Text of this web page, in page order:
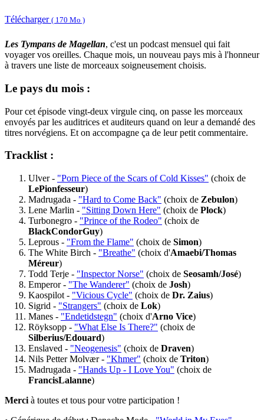
Télécharger ( 170 Mo )
Les Tympans de Magellan, c'est un podcast mensuel qui fait
voyager vos oreilles. Chaque mois, un nouveau pays mis à l'honneur
à travers une liste de morceaux soigneusement choisis.
Le pays du mois :
Pour cet épisode vingt-deux virgule cinq, on passe les morceaux
envoyés par les auditrices et auditeurs quand on leur a demandé des
titres norvégiens. Et on accompagne ça de leur petit commentaire.
Tracklist :
Ulver - "Porn Piece of the Scars of Cold Kisses" (choix de
LePionfesseur)
Madrugada - "Hard to Come Back" (choix de Zebulon)
Lene Marlin - "Sitting Down Here" (choix de Plock)
Turbonegro - "Prince of the Rodeo" (choix de
BlackCondorGuy)
Leprous - "From the Flame" (choix de Simon)
The White Birch - "Breathe" (choix d'Amaebi/Thomas
Méreur)
Todd Terje - "Inspector Norse" (choix de Seosamh/José)
Emperor - "The Wanderer" (choix de Josh)
Kaospilot - "Vicious Cycle" (choix de Dr. Zaius)
Sigrid - "Strangers" (choix de Lok)
Manes - "Endetidstegn" (choix d'Arno Vice)
Röyksopp - "What Else Is There?" (choix de
Silberius/Edouard)
Enslaved - "Neogenesis" (choix de Draven)
Nils Petter Molvær - "Khmer" (choix de Triton)
Madrugada - "Hands Up - I Love You" (choix de
FrancisLalanne)
Merci à toutes et tous pour votre participation !